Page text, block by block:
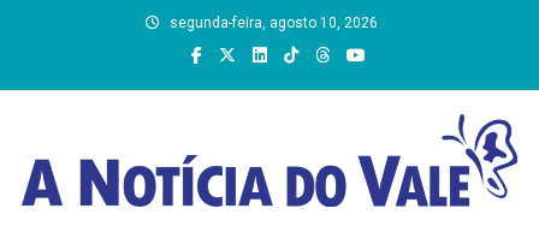
segunda-feira, agosto 10, 2026